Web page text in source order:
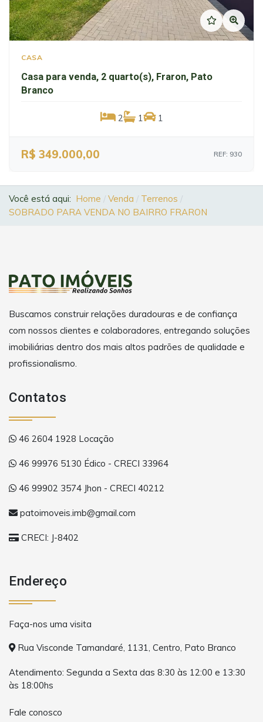
CASA
Casa para venda, 2 quarto(s), Fraron, Pato
Branco
2 1 1
R$ 349.000,00 REF: 930
Você está aqui: Home Venda
Terrenos
SOBRADO PARA VENDA NO BAIRRO FRARON
Buscamos construir relações duradouras e de confiança
com nossos clientes e colaboradores, entregando soluções
imobiliárias dentro dos mais altos padrões de qualidade e
profissionalismo.
Contatos
46 2604 1928 Locação
46 99976 5130 Édico - CRECI 33964
46 99902 3574 Jhon - CRECI 40212
patoimoveis.imb@gmail.com
CRECI: J-8402
Endereço
Faça-nos uma visita
Rua Visconde Tamandaré, 1131, Centro, Pato Branco
Atendimento: Segunda a Sexta das 8:30 às 12:00 e 13:30
às 18:00hs
Fale conosco